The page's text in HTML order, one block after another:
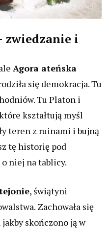
zwiedzanie i
Agora ateńska
się demokracja. Tu
Tu Platon i
kształtują myśl
teren z ruinami i bujną
tę historię pod
niej na tablicy.
, świątyni
Zachowała się
skończono ją w